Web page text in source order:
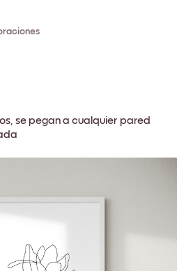
se pegan a cualquier pared